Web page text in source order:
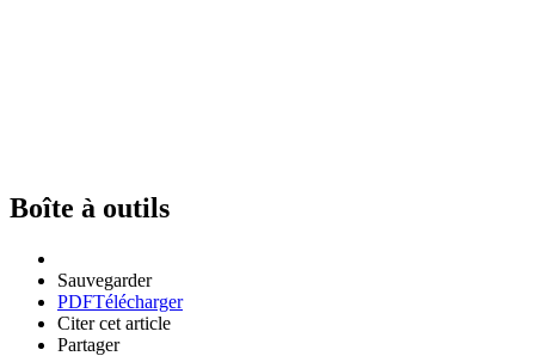
Boîte à outils
Sauvegarder
PDFTélécharger
Citer cet article
Partager